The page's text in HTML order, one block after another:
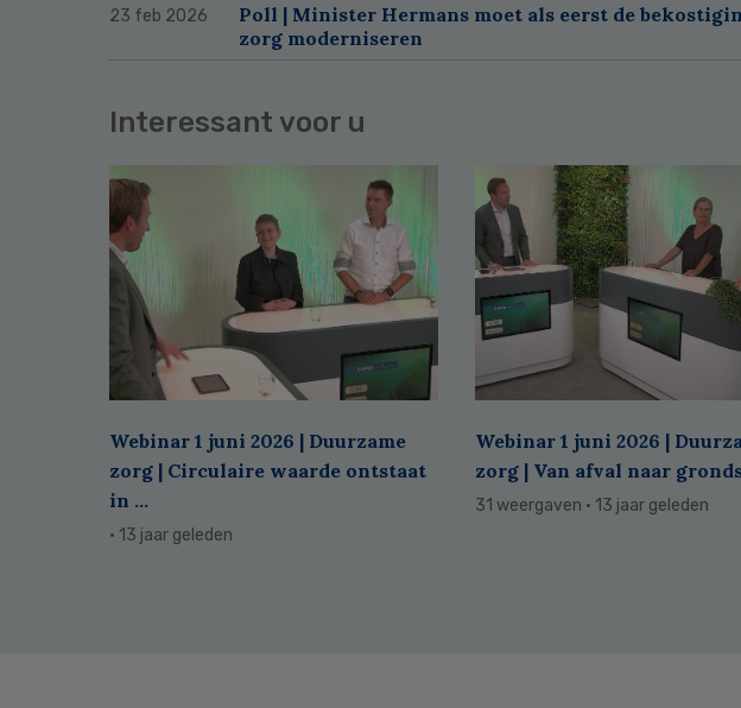
23 feb 2026
Poll | Minister Hermans moet als eerst de
zorg moderniseren
Interessant voor u
Webinar 1 juni 2026 | Duurzame
zorg | Circulaire waarde ontstaat
in ...
· 13 jaar geleden
Webinar 1 juni 2026 |
zorg | Van afval naar
31 weergaven · 13 jaar geleden